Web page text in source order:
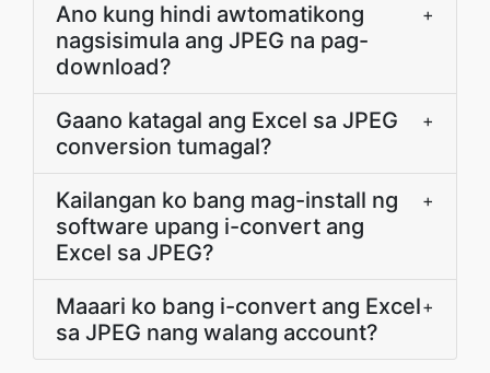
Ano kung hindi awtomatikong
nagsisimula ang JPEG na pag-
download?
+
Gaano katagal ang Excel sa JPEG
conversion tumagal?
+
Kailangan ko bang mag-install ng
software upang i-convert ang
Excel sa JPEG?
+
Maaari ko bang i-convert ang Excel
sa JPEG nang walang account?
+